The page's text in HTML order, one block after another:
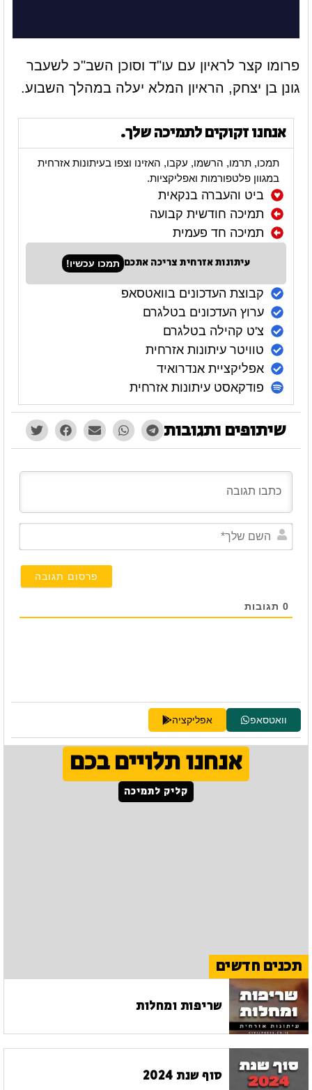
פרומו קצר לראיון עם עו"ד וסוכן השב"כ לשעבר
גונן בן יצחק, הראיון המלא יעלה במהלך השבוע.
אנחנו זקוקים לתמיכה שלך.
תמכו, תרמו, הרשמו, עקבו, האזינו וצפו בעיתונות אזרחית
במגוון פלטפורמות ואפליקציות.
ביט והעברה בנקאית
תמיכה חודשית קבועה
תמיכה חד פעמית
עיתונות אזרחית צריכה אתכם תמכו עכשיו!
קבוצת העדכונים בוואטסאפ
ערוץ העדכונים בטלגרם
צ'ט קהילה בטלגרם
טוויטר עיתונות אזרחית
אפליקציית אנדרואיד
פודקאסט עיתונות אזרחית
שיתופים ותגובות
0 תגובות
וואטסאפ אפליקציה
אנחנו תלויים בכם
קליק לתמיכה
תכנים חדשים
שריפות ומחלות
סוף שנת 2024